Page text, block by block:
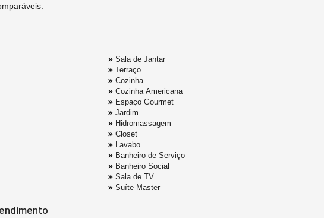
Sala de Jantar
Terraço
Cozinha
Cozinha Americana
Espaço Gourmet
Jardim
Hidromassagem
Closet
Lavabo
Banheiro de Serviço
Banheiro Social
Sala de TV
Suíte Master